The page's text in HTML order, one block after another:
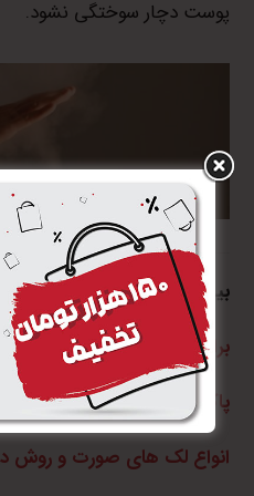
پوست دچار سوختگی نشود.
بیشتر بخوانید
برای چاقی صورت چه بخوریم؟
پاکسازی پوست صورت به
انواع لک های صورت و روش